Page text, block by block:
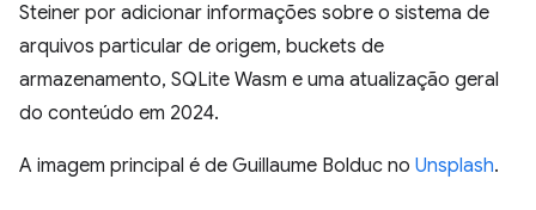
Steiner por adicionar informações sobre o sistema de
arquivos particular de origem, buckets de
armazenamento, SQLite Wasm e uma atualização geral
do conteúdo em 2024.
A imagem principal é de Guillaume Bolduc no Unsplash.